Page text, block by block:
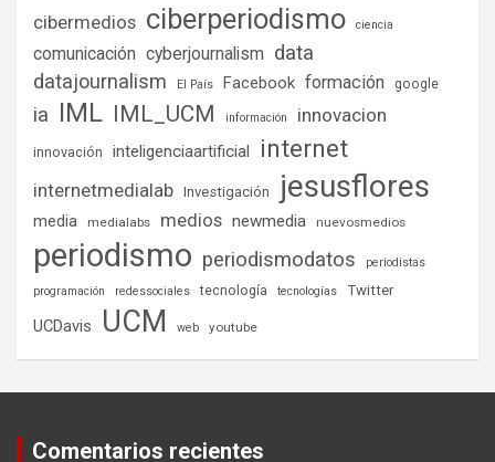
cibermedios ciberperiodismo ciencia
comunicación cyberjournalism data
datajournalism El País Facebook formación google
ia IML IML_UCM información innovacion
innovación inteligenciaartificial internet
internetmedialab Investigación jesusflores
media medialabs medios newmedia nuevosmedios
periodismo periodismodatos
periodistas
programación
redessociales tecnología tecnologías Twitter
UCDavis UCM web youtube
Comentarios recientes